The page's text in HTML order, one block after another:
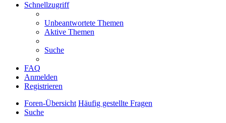
Schnellzugriff
Unbeantwortete Themen
Aktive Themen
Suche
FAQ
Anmelden
Registrieren
Foren-Übersicht Häufig gestellte Fragen
Suche